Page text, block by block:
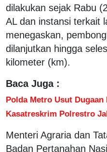
dilakukan sejak Rabu
AL dan instansi terkait
menegaskan,
dilanjutkan hingga
kilometer (km).
Baca Juga :
Polda Metro Usut Dugaan
Kasatreskrim Polrestro
Menteri Agraria dan
Badan Pertanahan